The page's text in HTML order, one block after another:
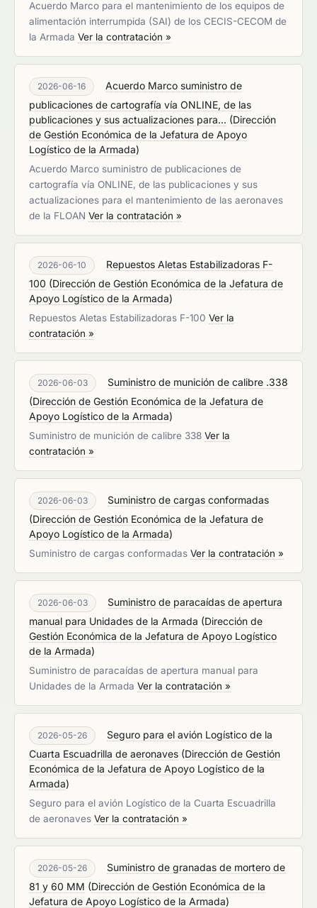
Acuerdo Marco para el mantenimiento de los equipos de
alimentación interrumpida (SAI) de los CECIS-CECOM de
la Armada Ver la contratación »
2026-06-16
Acuerdo Marco suministro de
publicaciones de cartografía vía ONLINE, de las
publicaciones y sus actualizaciones para... (Dirección
de Gestión Económica de la Jefatura de Apoyo
Logístico de la Armada)
Acuerdo Marco suministro de publicaciones de
cartografía vía ONLINE, de las publicaciones y sus
actualizaciones para el mantenimiento de las aeronaves
de la FLOAN Ver la contratación »
2026-06-10
Repuestos Aletas Estabilizadoras F-
100 (Dirección de Gestión Económica de la Jefatura de
Apoyo Logístico de la Armada)
Repuestos Aletas Estabilizadoras F-100 Ver la
contratación »
2026-06-03
Suministro de munición de calibre .338
(Dirección de Gestión Económica de la Jefatura de
Apoyo Logístico de la Armada)
Suministro de munición de calibre 338 Ver la
contratación »
2026-06-03
Suministro de cargas conformadas
(Dirección de Gestión Económica de la Jefatura de
Apoyo Logístico de la Armada)
Suministro de cargas conformadas Ver la contratación »
2026-06-03
Suministro de paracaídas de apertura
manual para Unidades de la Armada (Dirección de
Gestión Económica de la Jefatura de Apoyo Logístico
de la Armada)
Suministro de paracaídas de apertura manual para
Unidades de la Armada Ver la contratación »
2026-05-26
Seguro para el avión Logístico de la
Cuarta Escuadrilla de aeronaves (Dirección de Gestión
Económica de la Jefatura de Apoyo Logístico de la
Armada)
Seguro para el avión Logístico de la Cuarta Escuadrilla
de aeronaves Ver la contratación »
2026-05-26
Suministro de granadas de mortero de
81 y 60 MM (Dirección de Gestión Económica de la
Jefatura de Apoyo Logístico de la Armada)